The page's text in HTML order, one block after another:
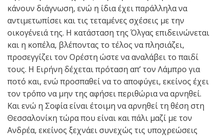
κάνουν διάγνωση, ενώ η ίδια έχει παράλληλα να
αντιμετωπίσει και τις τεταμένες σχέσεις με την
οικογένειά της. Η κατάσταση της Όλγας επιδεινώνεται
και η κοπέλα, βλέποντας το τέλος να πλησιάζει,
προσεγγίζει τον Ορέστη ώστε να αναλάβει το παιδί
τους. Η Ειρήνη δέχεται πρόταση απ’ τον Λάμπρο για
ποτό και, ενώ προσπαθεί να το αποφύγει, εκείνος έχει
τον τρόπο να μην της αφήσει περιθώρια να αρνηθεί.
Και ενώ η Σοφία είναι έτοιμη να αρνηθεί τη θέση στη
Θεσσαλονίκη τώρα που είναι και πάλι μαζί με τον
Ανδρέα, εκείνος ξεχνάει συνεχώς τις υποχρεώσεις